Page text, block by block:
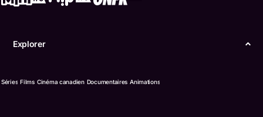
Explorer
Séries Films Cinéma canadien Documentaires Animations
Boukili